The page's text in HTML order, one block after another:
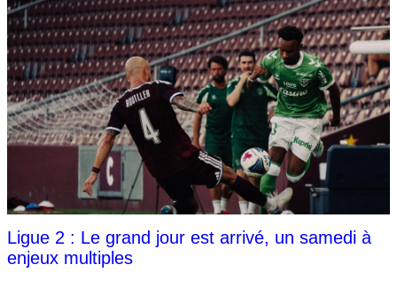
Ligue 2 : Le grand jour est arrivé, un samedi à
enjeux multiples